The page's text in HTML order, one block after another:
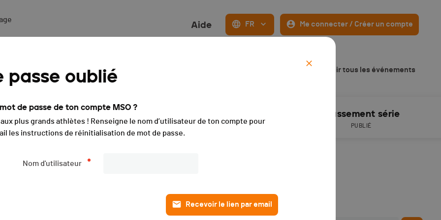
passe oublié
de passe de ton compte MSO ?
plus grands athlètes ! Renseigne le nom d’utilisateur de ton compte pour
les instructions de réinitialisation de mot de passe.
Nom d'utilisateur
Recevoir le lien par email
Aide FR Me connecter / Créer un compte
des Horlogers - 2020 Voir tous les événements
Liste des engagé·e·s
PUBLIÉS
Classement série
PUBLIÉ